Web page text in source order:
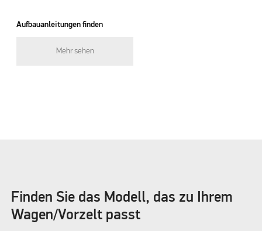
Aufbauanleitungen finden
Mehr sehen
Finden Sie das Modell, das zu Ihrem
Wagen/Vorzelt passt